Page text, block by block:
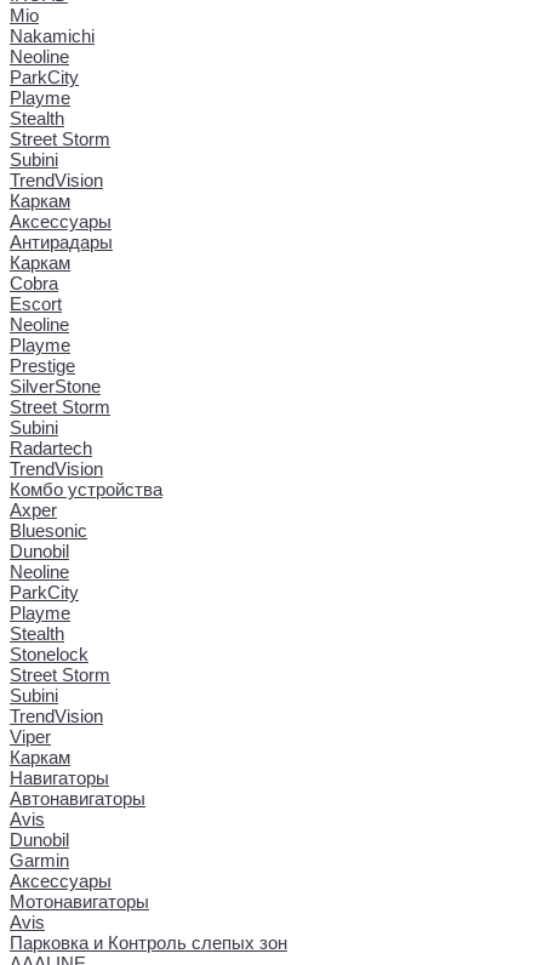
Mio
Nakamichi
Neoline
ParkCity
Playme
Stealth
Street Storm
Subini
TrendVision
Каркам
Аксессуары
Антирадары
Каркам
Cobra
Escort
Neoline
Playme
Prestige
SilverStone
Street Storm
Subini
Radartech
TrendVision
Комбо устройства
Axper
Bluesonic
Dunobil
Neoline
ParkCity
Playme
Stealth
Stonelock
Street Storm
Subini
TrendVision
Viper
Каркам
Навигаторы
Автонавигаторы
Avis
Dunobil
Garmin
Аксессуары
Мотонавигаторы
Avis
Парковка и Контроль слепых зон